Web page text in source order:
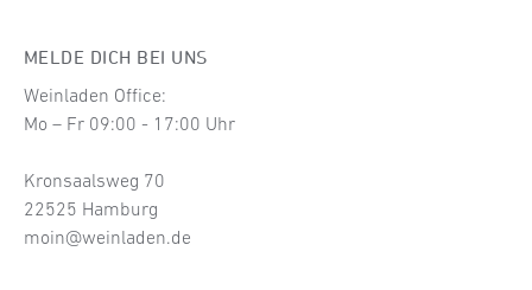
MELDE DICH BEI UNS
Weinladen Office:
Mo – Fr 09:00 - 17:00 Uhr
Kronsaalsweg 70
22525 Hamburg
moin@weinladen.de